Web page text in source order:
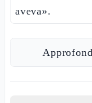
aveva».